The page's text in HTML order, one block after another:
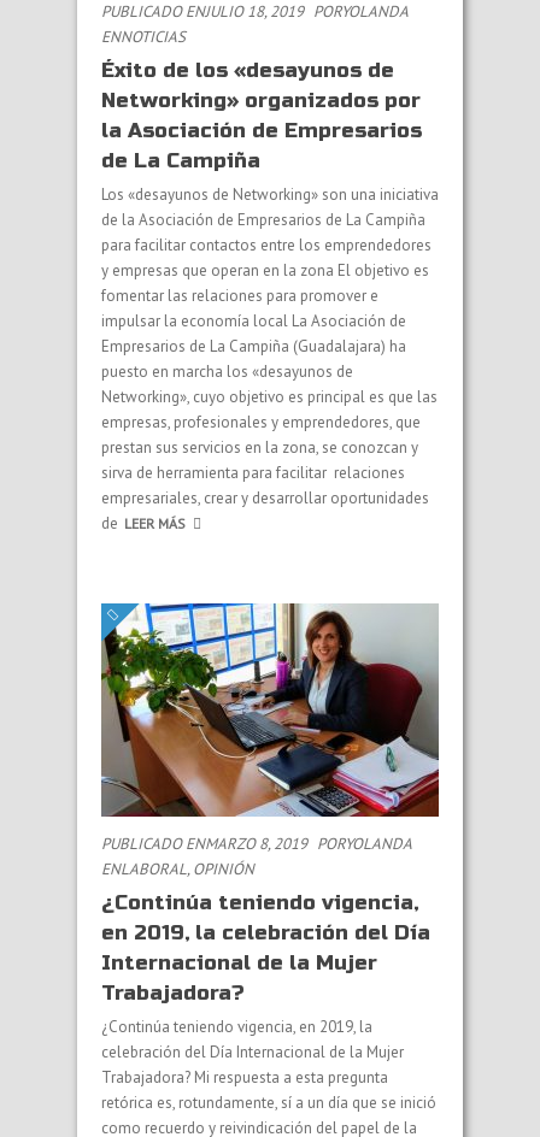
PUBLICADO ENJULIO 18, 2019 PORYOLANDA
ENNOTICIAS
Éxito de los «desayunos de
Networking» organizados por
la Asociación de Empresarios
de La Campiña
Los «desayunos de Networking» son una iniciativa
de la Asociación de Empresarios de La Campiña
para facilitar contactos entre los emprendedores
y empresas que operan en la zona El objetivo es
fomentar las relaciones para promover e
impulsar la economía local La Asociación de
Empresarios de La Campiña (Guadalajara) ha
puesto en marcha los «desayunos de
Networking», cuyo objetivo es principal es que las
empresas, profesionales y emprendedores, que
prestan sus servicios en la zona, se conozcan y
sirva de herramienta para facilitar relaciones
empresariales, crear y desarrollar oportunidades
de LEER MÁS
PUBLICADO ENMARZO 8, 2019 PORYOLANDA
ENLABORAL,OPINIÓN
¿Continúa teniendo vigencia,
en 2019, la celebración del Día
Internacional de la Mujer
Trabajadora?
¿Continúa teniendo vigencia, en 2019, la
celebración del Día Internacional de la Mujer
Trabajadora? Mi respuesta a esta pregunta
retórica es, rotundamente, sí a un día que se inició
como recuerdo y reivindicación del papel de la